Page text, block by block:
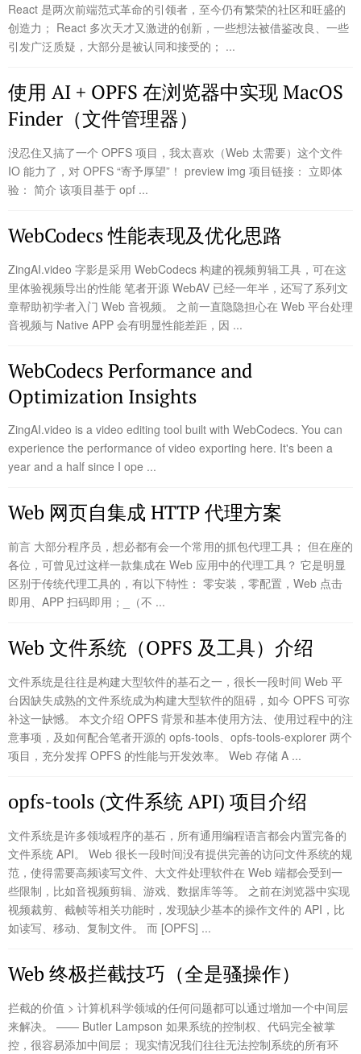
React 是两次前端范式革命的引领者，至今仍有繁荣的社区和旺盛的
创造力； React 多次天才又激进的创新，一些想法被借鉴改良、一些
引发广泛质疑，大部分是被认同和接受的； ...
使用 AI + OPFS 在浏览器中实现 MacOS
Finder（文件管理器）
没忍住又搞了一个 OPFS 项目，我太喜欢（Web 太需要）这个文件
IO 能力了，对 OPFS “寄予厚望”！ preview img 项目链接： 立即体
验： 简介 该项目基于 opf ...
WebCodecs 性能表现及优化思路
ZingAI.video 字影是采用 WebCodecs 构建的视频剪辑工具，可在这
里体验视频导出的性能 笔者开源 WebAV 已经一年半，还写了系列文
章帮助初学者入门 Web 音视频。 之前一直隐隐担心在 Web 平台处理
音视频与 Native APP 会有明显性能差距，因 ...
WebCodecs Performance and
Optimization Insights
ZingAI.video is a video editing tool built with WebCodecs. You can
experience the performance of video exporting here. It's been a
year and a half since I ope ...
Web 网页自集成 HTTP 代理方案
前言 大部分程序员，想必都有会一个常用的抓包代理工具； 但在座的
各位，可曾见过这样一款集成在 Web 应用中的代理工具？ 它是明显
区别于传统代理工具的，有以下特性： 零安装，零配置，Web 点击
即用、APP 扫码即用；_（不 ...
Web 文件系统（OPFS 及工具）介绍
文件系统是往往是构建大型软件的基石之一，很长一段时间 Web 平
台因缺失成熟的文件系统成为构建大型软件的阻碍，如今 OPFS 可弥
补这一缺憾。 本文介绍 OPFS 背景和基本使用方法、使用过程中的注
意事项，及如何配合笔者开源的 opfs-tools、opfs-tools-explorer 两个
项目，充分发挥 OPFS 的性能与开发效率。 Web 存储 A ...
opfs-tools (文件系统 API) 项目介绍
文件系统是许多领域程序的基石，所有通用编程语言都会内置完备的
文件系统 API。 Web 很长一段时间没有提供完善的访问文件系统的规
范，使得需要高频读写文件、大文件处理软件在 Web 端都会受到一
些限制，比如音视频剪辑、游戏、数据库等等。 之前在浏览器中实现
视频裁剪、截帧等相关功能时，发现缺少基本的操作文件的 API，比
如读写、移动、复制文件。 而 [OPFS] ...
Web 终极拦截技巧（全是骚操作）
拦截的价值 > 计算机科学领域的任何问题都可以通过增加一个中间层
来解决。 —— Butler Lampson 如果系统的控制权、代码完全被掌
控，很容易添加中间层； 现实情况我们往往无法控制系统的所有环